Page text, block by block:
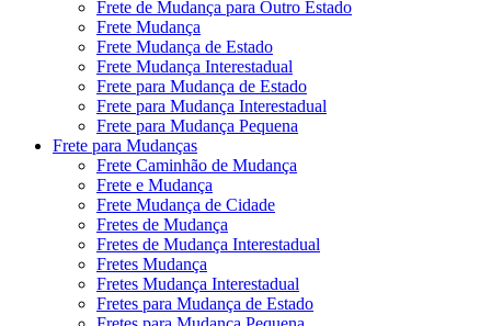
Frete de Mudança para Outro Estado
Frete Mudança
Frete Mudança de Estado
Frete Mudança Interestadual
Frete para Mudança de Estado
Frete para Mudança Interestadual
Frete para Mudança Pequena
Frete para Mudanças
Frete Caminhão de Mudança
Frete e Mudança
Frete Mudança de Cidade
Fretes de Mudança
Fretes de Mudança Interestadual
Fretes Mudança
Fretes Mudança Interestadual
Fretes para Mudança de Estado